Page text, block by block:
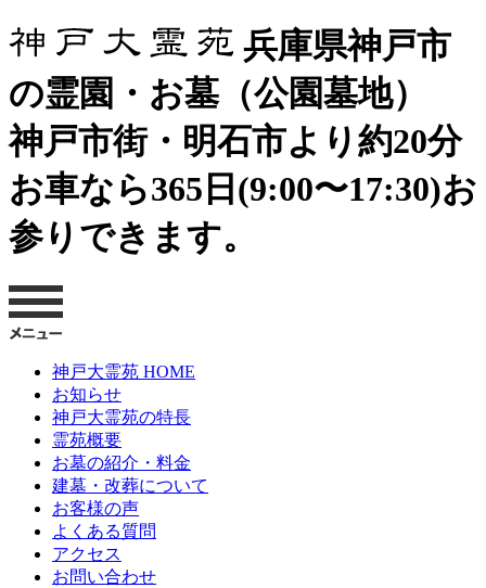
兵庫県神戸市
の霊園・お墓（公園墓地）
神戸市街・明石市より約20分
お車なら365日(9:00〜17:30)お
参りできます。
神戸大霊苑 HOME
お知らせ
神戸大霊苑の特長
霊苑概要
お墓の紹介・料金
建墓・改葬について
お客様の声
よくある質問
アクセス
お問い合わせ